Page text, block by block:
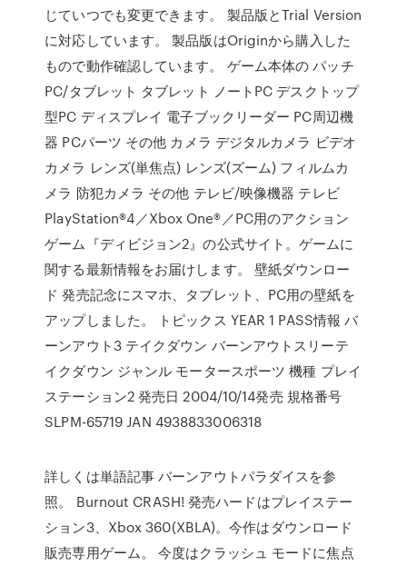
じていつでも変更できます。 製品版とTrial Version
に対応しています。 製品版はOriginから購入した
もので動作確認しています。 ゲーム本体の パッチ
PC/タブレット タブレット ノートPC デスクトップ
型PC ディスプレイ 電子ブックリーダー PC周辺機
器 PCパーツ その他 カメラ デジタルカメラ ビデオ
カメラ レンズ(単焦点) レンズ(ズーム) フィルムカ
メラ 防犯カメラ その他 テレビ/映像機器 テレビ
PlayStation®4／Xbox One®／PC用のアクション
ゲーム『ディビジョン2』の公式サイト。ゲームに
関する最新情報をお届けします。 壁紙ダウンロー
ド 発売記念にスマホ、タブレット、PC用の壁紙を
アップしました。 トピックス YEAR 1 PASS情報 バ
ーンアウト3 テイクダウン バーンアウトスリーテ
イクダウン ジャンル モータースポーツ 機種 プレイ
ステーション2 発売日 2004/10/14発売 規格番号
SLPM-65719 JAN 4938833006318
詳しくは単語記事 バーンアウトパラダイスを参
照。 Burnout CRASH! 発売ハードはプレイステー
ション3、Xbox 360(XBLA)。今作はダウンロード
販売専用ゲーム。 今度はクラッシュ モードに焦点